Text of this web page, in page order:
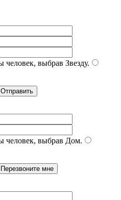
человек, выбрав Звезду.
человек, выбрав Дом.